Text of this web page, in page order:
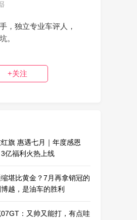
，独立专业车评人，
。
+关注
旗 惠遇七月｜年度感恩
亿福利火热上线
堪比黄金？7月再拿销冠的
越，是油车的胜利
：又帅又能打，有点哇